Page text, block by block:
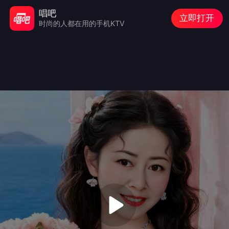
唱吧
时尚的人都在用的手机KTV
立即打开